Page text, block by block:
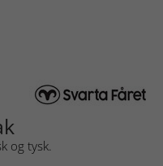
og tysk.